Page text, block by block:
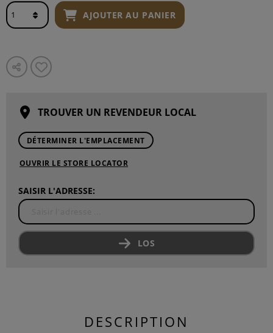
AJOUTER AU PANIER
TROUVER UN REVENDEUR LOCAL
DÉTERMINER L'EMPLACEMENT
OUVRIR LE STORE LOCATOR
SAISIR L'ADRESSE:
LOS
DESCRIPTION